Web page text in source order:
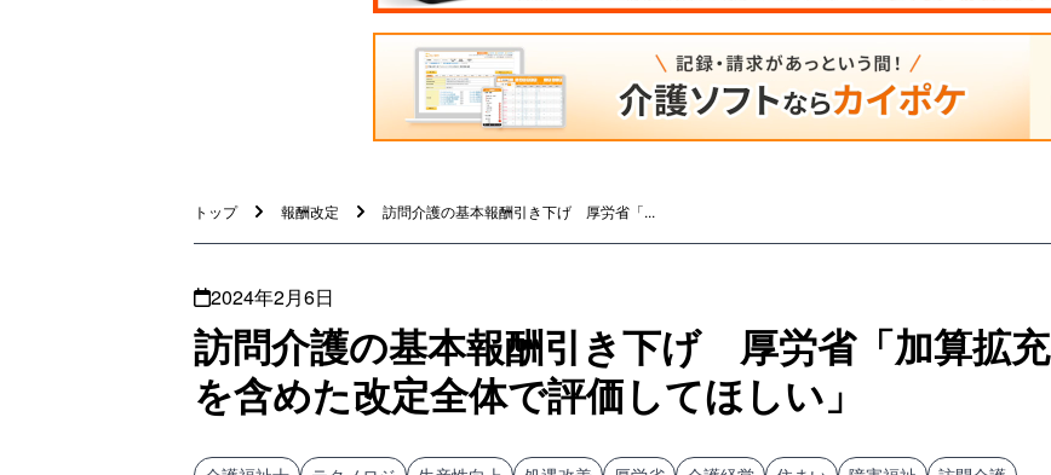
トップ 報酬改定 訪問介護の基本報酬引き下げ 厚労省「...
2024年2月6日
訪問介護の基本報酬引き下げ 厚労省「加算拡充
を含めた改定全体で評価してほしい」